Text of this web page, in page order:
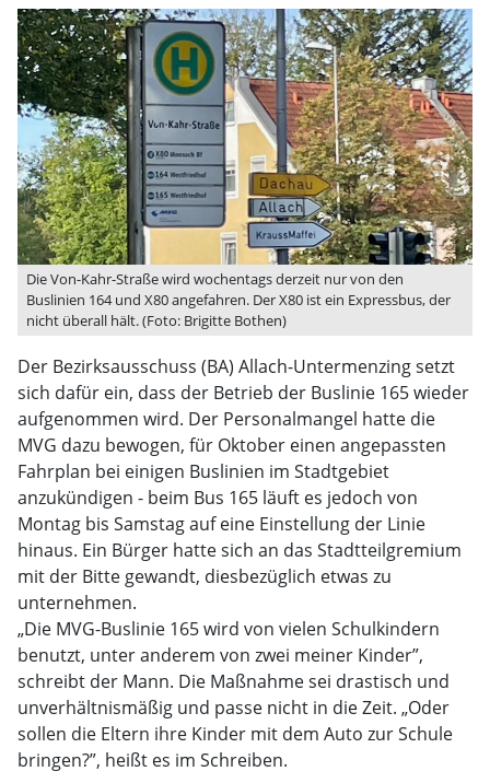
Die Von-Kahr-Straße wird wochentags derzeit nur von den
Buslinien 164 und X80 angefahren. Der X80 ist ein Expressbus, der
nicht überall hält. (Foto: Brigitte Bothen)
Der Bezirksausschuss (BA) Allach-Untermenzing setzt
sich dafür ein, dass der Betrieb der Buslinie 165 wieder
aufgenommen wird. Der Personalmangel hatte die
MVG dazu bewogen, für Oktober einen angepassten
Fahrplan bei einigen Buslinien im Stadtgebiet
anzukündigen - beim Bus 165 läuft es jedoch von
Montag bis Samstag auf eine Einstellung der Linie
hinaus. Ein Bürger hatte sich an das Stadtteilgremium
mit der Bitte gewandt, diesbezüglich etwas zu
unternehmen.
„Die MVG-Buslinie 165 wird von vielen Schulkindern
benutzt, unter anderem von zwei meiner Kinder”,
schreibt der Mann. Die Maßnahme sei drastisch und
unverhältnismäßig und passe nicht in die Zeit. „Oder
sollen die Eltern ihre Kinder mit dem Auto zur Schule
bringen?”, heißt es im Schreiben.